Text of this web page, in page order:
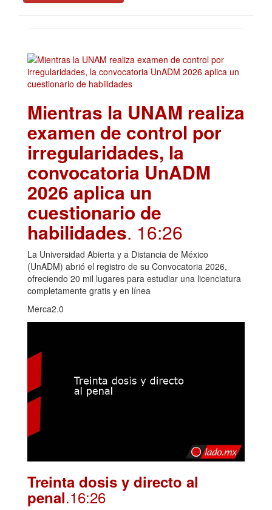
Mientras la UNAM realiza
examen de control por
irregularidades, la
convocatoria UnADM
2026 aplica un
cuestionario de
habilidades. 16:26
La Universidad Abierta y a Distancia de México
(UnADM) abrió el registro de su Convocatoria 2026,
ofreciendo 20 mil lugares para estudiar una licenciatura
completamente gratis y en línea
Merca2.0
Treinta dosis y directo al
penal.16:26